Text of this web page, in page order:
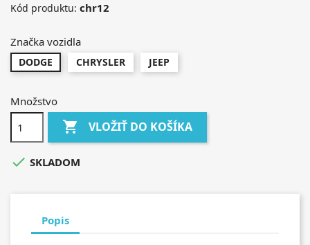
Kód produktu: chr12
Značka vozidla
DODGE CHRYSLER JEEP
Množstvo
 VLOŽIŤ DO KOŠÍKA
 SKLADOM
Popis